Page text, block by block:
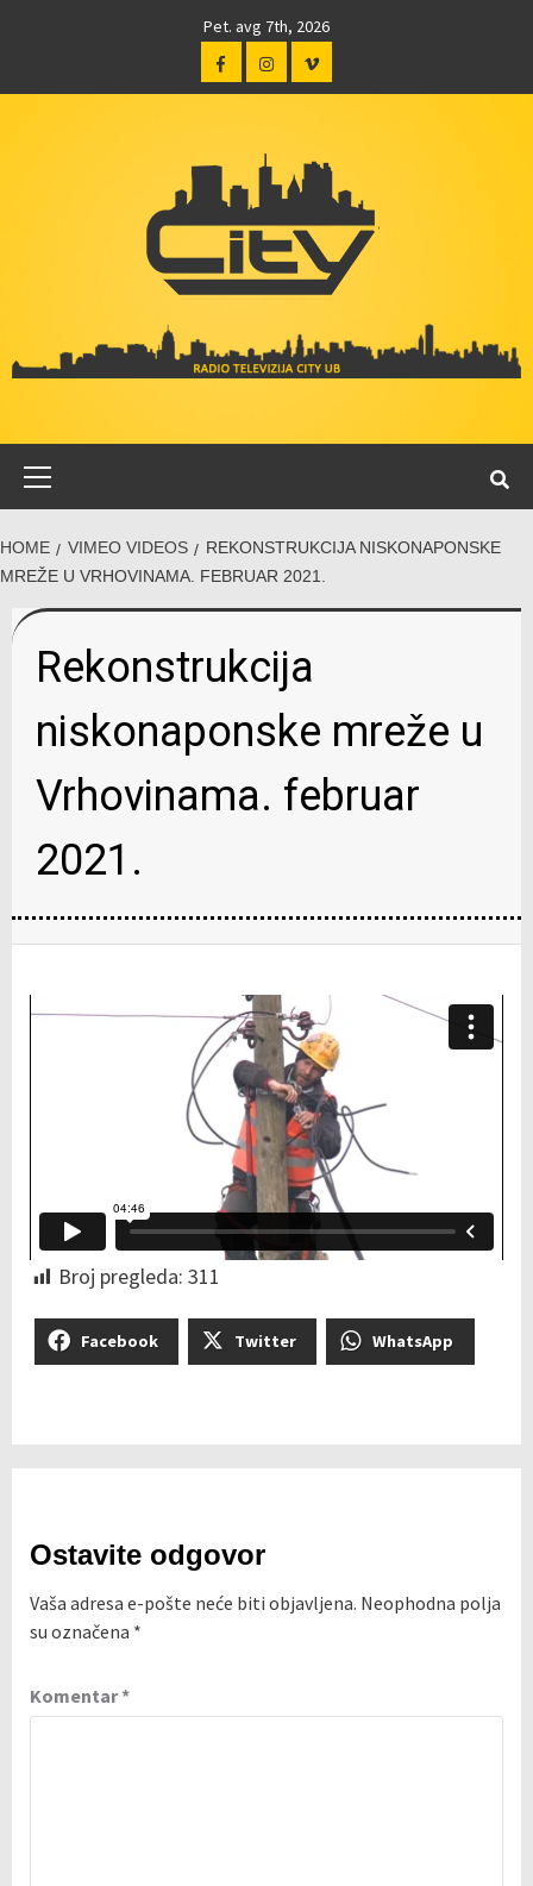
Pet. avg 7th, 2026
HOME VIMEO VIDEOS
REKONSTRUKCIJA NISKONAPONSKE
MREŽE U VRHOVINAMA. FEBRUAR 2021.
Rekonstrukcija
niskonaponske mreže u
Vrhovinama. februar
2021.
Broj pregleda: 311
Facebook Twitter WhatsApp
Ostavite odgovor
Vaša adresa e-pošte neće biti objavljena. Neophodna polja
su označena *
Komentar*